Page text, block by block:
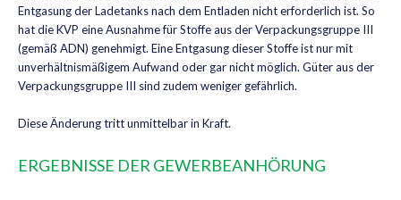
Entgasung der Ladetanks nach dem Entladen nicht erforderlich ist. So
hat die KVP eine Ausnahme für Stoffe aus der Verpackungsgruppe III
(gemäß ADN) genehmigt. Eine Entgasung dieser Stoffe ist nur mit
unverhältnismäßigem Aufwand oder gar nicht möglich. Güter aus der
Verpackungsgruppe III sind zudem weniger gefährlich.
Diese Änderung tritt unmittelbar in Kraft.
ERGEBNISSE DER GEWERBEANHÖRUNG